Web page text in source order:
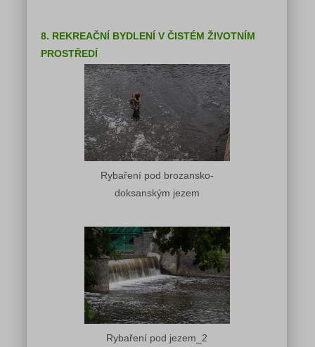
8. REKREAČNÍ BYDLENÍ V ČISTÉM ŽIVOTNÍM
PROSTŘEDÍ
Rybaření pod brozansko-
doksanským jezem
Rybaření pod jezem_2